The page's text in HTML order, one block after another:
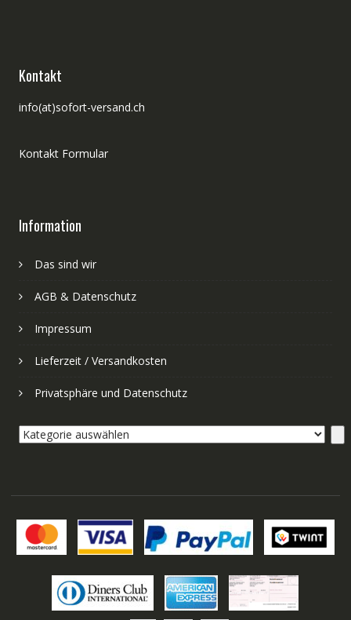
Kontakt
info(at)sofort-versand.ch
Kontakt Formular
Information
Das sind wir
AGB & Datenschutz
Impressum
Lieferzeit / Versandkosten
Privatsphäre und Datenschutz
Kategorie